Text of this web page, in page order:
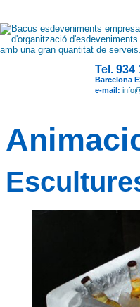
Tel. 934
Barcelona
e-mail: